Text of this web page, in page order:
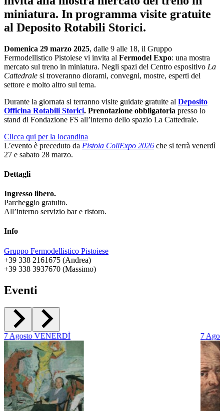
miniatura. In programma visite gratuite
al Deposito Rotabili Storici.
Domenica 29 marzo 2025, dalle 9 alle 18, il Gruppo
Fermodellistico Pistoiese vi invita al Fermodel Expo: una mostra
mercato sul treno in miniatura. Negli spazi del Centro espositivo La
Cattedrale si troveranno diorami, convegni, mostre, esperti del
settore e molto altro sul tema.
Durante la giornata si terranno visite guidate gratuite al Deposito
Officina Rotabili Storici. Prenotazione obbligatoria presso lo
stand di Fondazione FS all’interno dello spazio La Cattedrale.
Clicca qui per la locandina
L’evento è preceduto da Pistoia CollExpo 2026 che si terrà venerdì
27 e sabato 28 marzo.
Dettagli
Ingresso libero.
Parcheggio gratuito.
All’interno servizio bar e ristoro.
Info
Gruppo Fermodellistico Pistoiese
+39 338 2161675 (Andrea)
+39 338 3937670 (Massimo)
Eventi
7Agosto VENERDÌ 7